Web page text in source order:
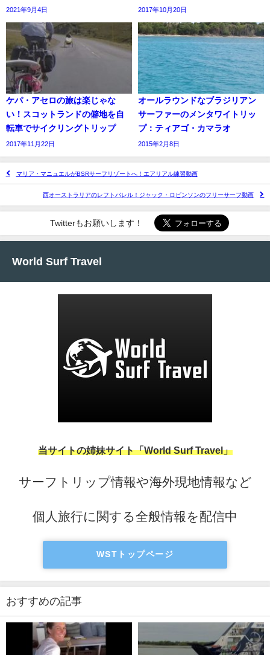
2021年9月4日 2017年10月20日
ケパ・アセロの旅は楽じゃな
い！スコットランドの僻地を自
転車でサイクリングトリップ
2017年11月22日
オールラウンドなブラジリアン
サーファーのメンタワイトリッ
プ：ティアゴ・カマラオ
2015年2月8日
マリア・マニュエルがBSRサーフリゾートへ！エアリアル練習動画
西オーストラリアのレフトバレル！ジャック・ロビンソンのフリーサーフ動画
Twitterもお願いします！
World Surf Travel
当サイトの姉妹サイト「World Surf Travel」
サーフトリップ情報や海外現地情報など
個人旅行に関する全般情報を配信中
WSTトップページ
おすすめの記事